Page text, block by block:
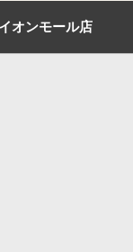
オンモール店